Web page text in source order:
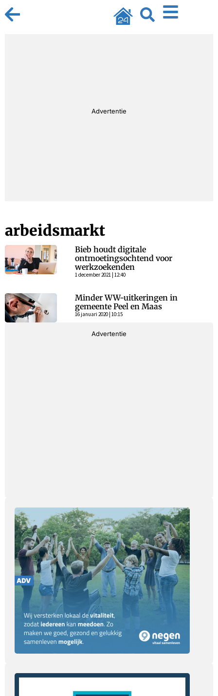
Advertentie
arbeidsmarkt
Bieb houdt digitale
ontmoetingsochtend voor
werkzoekenden
1 december 2021 | 12:40
Minder WW-uitkeringen in
gemeente Peel en Maas
16 januari 2020 | 10:15
Advertentie